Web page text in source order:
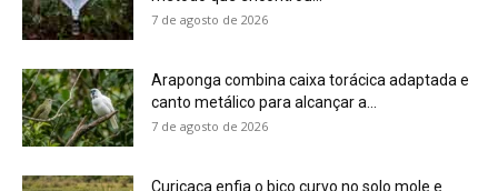
7 de agosto de 2026